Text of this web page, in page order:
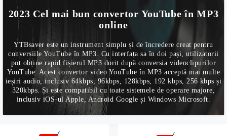
2023 Cel mai bun convertor YouTube în MP3
online
YTBsaver este un instrument simplu și de încredere creat pentru
conversiile YouTube în MP3. Cu interfața sa în doi pași, utilizatorii
pot obține rapid fișierul MP3 dorit după conversia videoclipurilor
YouTube. Acest convertor video YouTube în MP3 acceptă mai multe
ieșiri audio, inclusiv 64kbps, 96kbps, 128kbps, 192 kbps, 256 kbps și
320kbps. Și este compatibil cu toate sistemele de operare majore,
inclusiv iOS-ul Apple, Android Google și Windows Microsoft.